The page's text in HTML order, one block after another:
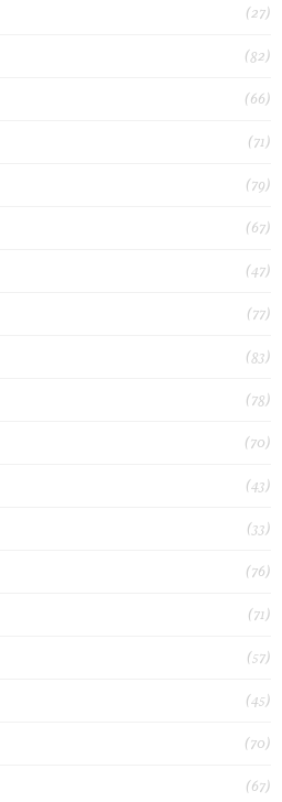
(27)
(82)
(66)
(71)
(79)
(67)
(47)
(77)
(83)
(78)
(70)
(43)
(33)
(76)
(71)
(57)
(45)
(70)
(67)